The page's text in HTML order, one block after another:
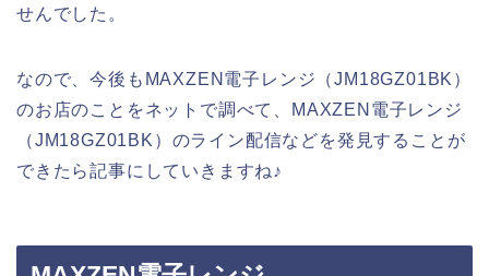
せんでした。
なので、今後もMAXZEN電子レンジ（JM18GZ01BK）
のお店のことをネットで調べて、MAXZEN電子レンジ
（JM18GZ01BK）のライン配信などを発見することが
できたら記事にしていきますね♪